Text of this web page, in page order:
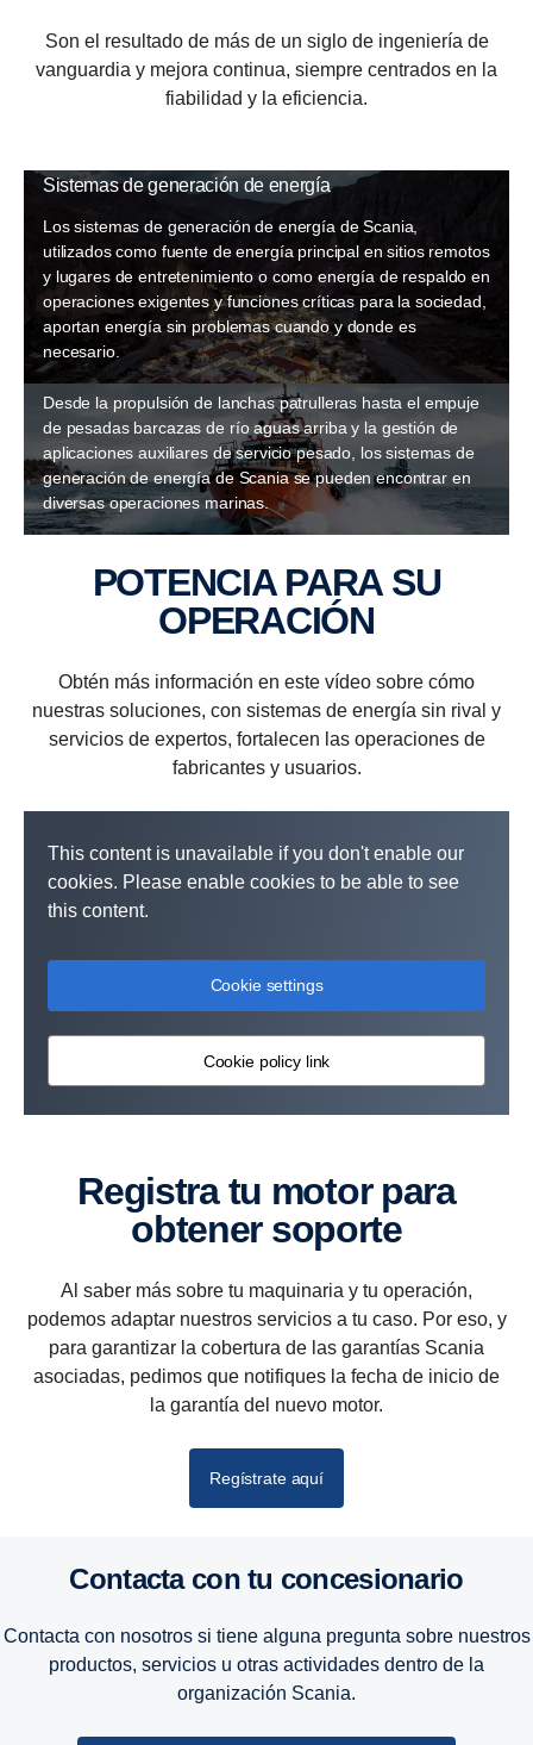
Son el resultado de más de un siglo de ingeniería de
vanguardia y mejora continua, siempre centrados en la
fiabilidad y la eficiencia.
Sistemas de generación de energía
Los sistemas de generación de energía de Scania,
utilizados como fuente de energía principal en sitios remotos
y lugares de entretenimiento o como energía de respaldo en
operaciones exigentes y funciones críticas para la sociedad,
aportan energía sin problemas cuando y donde es
necesario.
Sistemas de generación de energía marinos
Desde la propulsión de lanchas patrulleras hasta el empuje
de pesadas barcazas de río aguas arriba y la gestión de
aplicaciones auxiliares de servicio pesado, los sistemas de
generación de energía de Scania se pueden encontrar en
diversas operaciones marinas.
POTENCIA PARA SU
OPERA­CIÓN
Obtén más información en este vídeo sobre cómo
nuestras soluciones, con sistemas de energía sin rival y
servicios de expertos, fortalecen las operaciones de
fabricantes y usuarios.
This content is unavailable if you don't enable our
cookies. Please enable cookies to be able to see
this content.
Cookie settings
Cookie policy link
Registra tu motor para
obtener soporte
Al saber más sobre tu maquinaria y tu operación,
podemos adaptar nuestros servicios a tu caso. Por eso, y
para garantizar la cobertura de las garantías Scania
asociadas, pedimos que notifiques la fecha de inicio de
la garantía del nuevo motor.
Regístrate aquí
Contacta con tu conce­sio­nario
Contacta con nosotros si tiene alguna pregunta sobre nuestros
productos, servicios u otras actividades dentro de la
organización Scania.